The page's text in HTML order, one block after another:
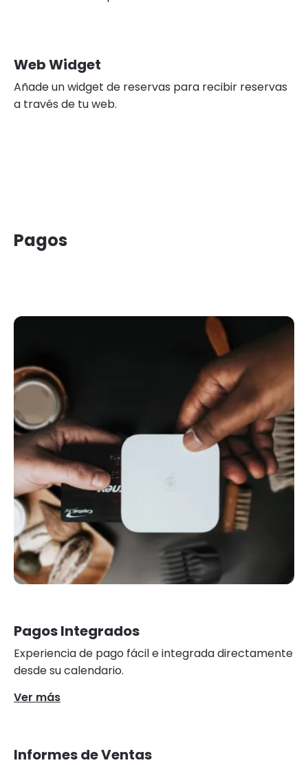
Web Widget
Añade un widget de reservas para recibir reservas
a través de tu web.
Pagos
Pagos Integrados
Experiencia de pago fácil e integrada directamente
desde su calendario.
Ver más
Informes de Ventas